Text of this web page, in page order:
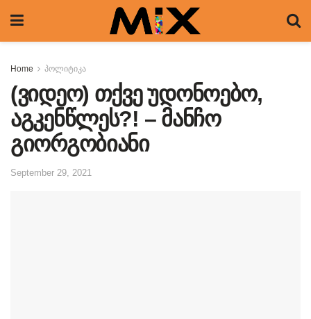
Home პოლიტიკა
(ვიდეო) თქვე უდონოებო,
აგკენწლეს?! – მანჩო
გიორგობიანი
September 29, 2021